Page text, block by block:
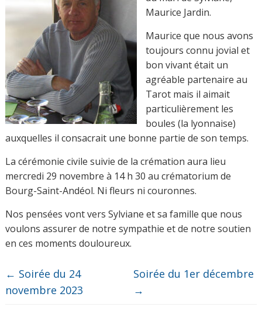
Maurice Jardin.
Maurice que nous avons
toujours connu jovial et
bon vivant était un
agréable partenaire au
Tarot mais il aimait
particulièrement les
boules (la lyonnaise)
auxquelles il consacrait une bonne partie de son temps.
La cérémonie civile suivie de la crémation aura lieu
mercredi 29 novembre à 14 h 30 au crématorium de
Bourg-Saint-Andéol. Ni fleurs ni couronnes.
Nos pensées vont vers Sylviane et sa famille que nous
voulons assurer de notre sympathie et de notre soutien
en ces moments douloureux.
← Soirée du 24
novembre 2023
Soirée du 1er décembre
→